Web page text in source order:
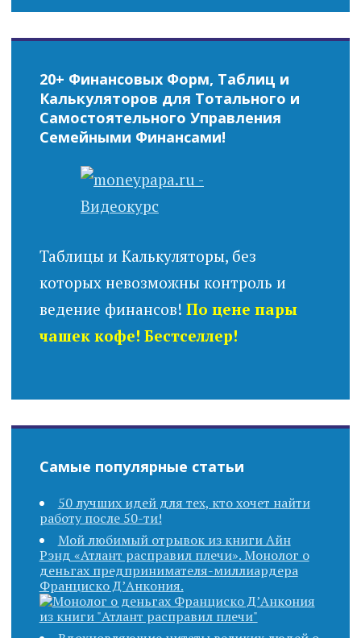
20+ Финансовых Форм, Таблиц и
Калькуляторов для Тотального и
Самостоятельного Управления
Семейными Финансами!
Таблицы и Калькуляторы, без
которых невозможны контроль и
ведение финансов! По цене пары
чашек кофе! Бестселлер!
Самые популярные статьи
50 лучших идей для тех, кто хочет найти
работу после 50-ти!
Мой любимый отрывок из книги Айн
Рэнд «Атлант расправил плечи». Монолог о
деньгах предпринимателя-миллиардера
Франциско Д’Анкония.